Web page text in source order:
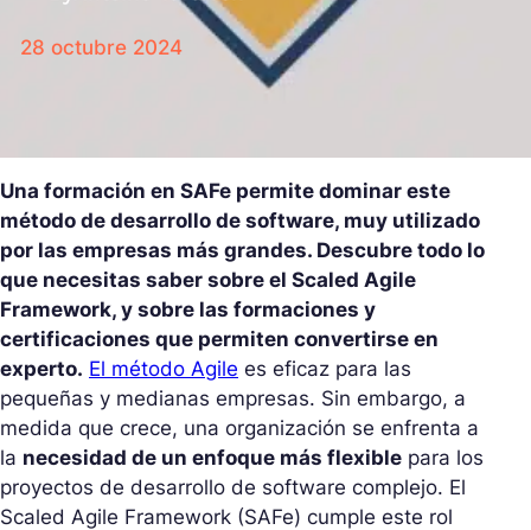
28 octubre 2024
Una formación en SAFe permite dominar este
método de desarrollo de software, muy utilizado
por las empresas más grandes. Descubre todo lo
que necesitas saber sobre el Scaled Agile
Framework, y sobre las formaciones y
certificaciones que permiten convertirse en
experto. El método Agile es eficaz para las
pequeñas y medianas empresas. Sin embargo, a
medida que crece, una organización se enfrenta a
la necesidad de un enfoque más flexible para los
proyectos de desarrollo de software complejo. El
Scaled Agile Framework (SAFe) cumple este rol